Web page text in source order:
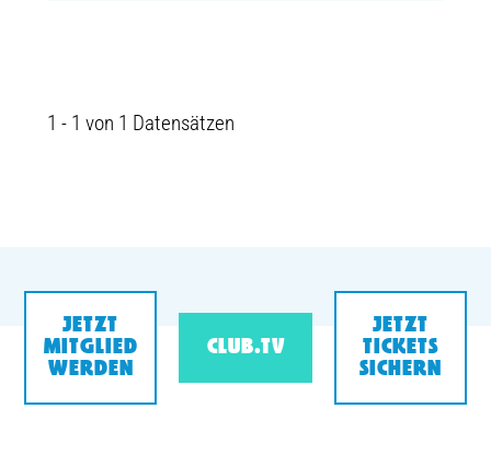
1 - 1 von 1 Datensätzen
JETZT
MITGLIED
WERDEN
CLUB.TV
JETZT
TICKETS
SICHERN